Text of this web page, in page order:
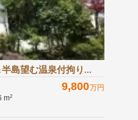
島望む温泉付拘り...
9,800万円
m2